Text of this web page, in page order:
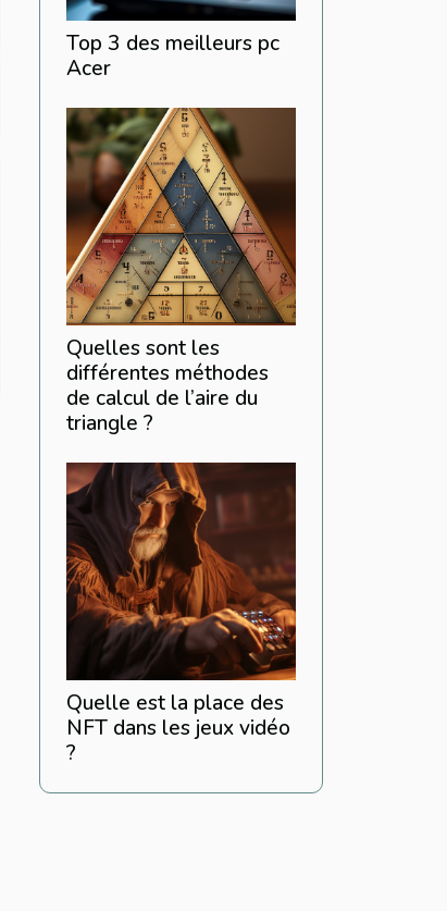
Top 3 des meilleurs pc
Acer
Quelles sont les
différentes méthodes
de calcul de l’aire du
triangle ?
Quelle est la place des
NFT dans les jeux vidéo
?